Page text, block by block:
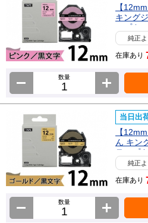
【
キング
ープカ
純正
在庫あり
数量
当日出
【
ん キン
テープ
純正
在庫あり
数量